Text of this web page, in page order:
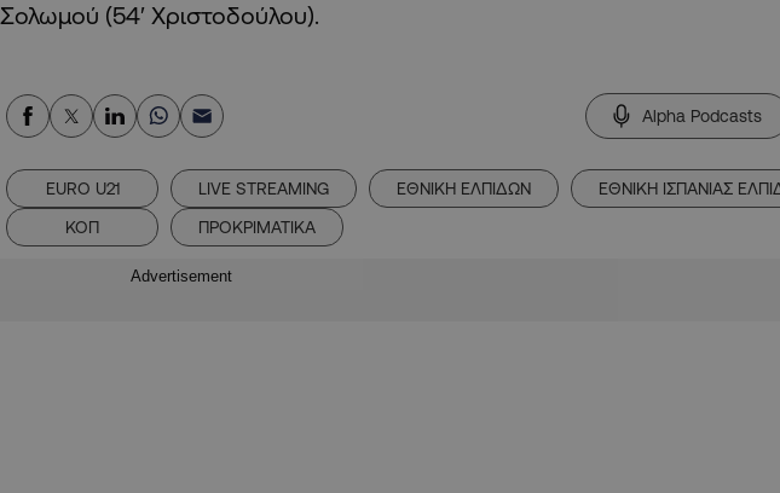
Σολωμού (54′ Χριστοδούλου).
Alpha Podcasts
EURO U21 LIVE STREAMING ΕΘΝΙΚΗ ΕΛΠΙΔΩΝ ΕΘΝΙΚΗ ΙΣΠΑΝΙΑΣ
ΚΟΠ
ΠΡΟΚΡΙΜΑΤΙΚΑ
Advertisement